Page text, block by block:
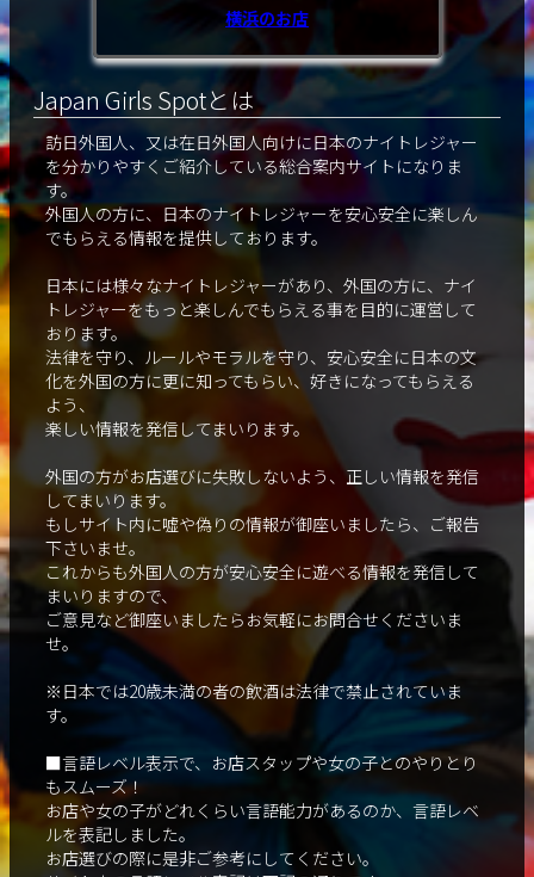
横浜のお店
Japan Girls Spotとは
訪日外国人、又は在日外国人向けに日本のナイトレジャー
を分かりやすくご紹介している総合案内サイトになりま
す。
外国人の方に、日本のナイトレジャーを安心安全に楽しん
でもらえる情報を提供しております。
日本には様々なナイトレジャーがあり、外国の方に、ナイ
トレジャーをもっと楽しんでもらえる事を目的に運営して
おります。
法律を守り、ルールやモラルを守り、安心安全に日本の文
化を外国の方に更に知ってもらい、好きになってもらえる
よう、
楽しい情報を発信してまいります。
外国の方がお店選びに失敗しないよう、正しい情報を発信
してまいります。
もしサイト内に嘘や偽りの情報が御座いましたら、ご報告
下さいませ。
これからも外国人の方が安心安全に遊べる情報を発信して
まいりますので、
ご意見など御座いましたらお気軽にお問合せくださいま
せ。
※日本では20歳未満の者の飲酒は法律で禁止されていま
す。
■言語レベル表示で、お店スタップや女の子とのやりとり
もスムーズ！
お店や女の子がどれくらい言語能力があるのか、言語レベ
ルを表記しました。
お店選びの際に是非ご参考にしてください。